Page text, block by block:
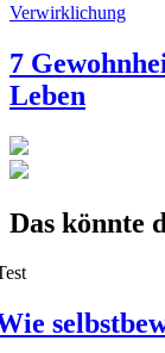
Verwirklichung
7
Leben
Das könnte